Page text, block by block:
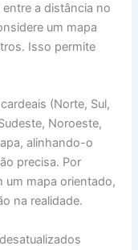
a distância no
um mapa
Isso permite
(Norte, Sul,
Noroeste,
alinhando-o
precisa. Por
um mapa orientado,
na realidade.